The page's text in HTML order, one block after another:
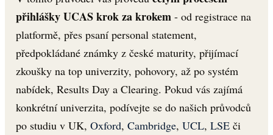
přihlášky UCAS krok za krokem - od registrace na
platformě, přes psaní personal statement,
předpokládané známky z české maturity, přijímací
zkoušky na top univerzity, pohovory, až po systém
nabídek, Results Day a Clearing. Pokud vás zajímá
konkrétní univerzita, podívejte se do našich průvodců
po studiu v UK, Oxford, Cambridge, UCL, LSE či